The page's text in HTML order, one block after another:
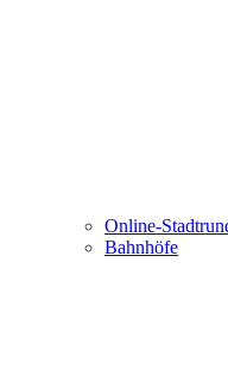
Online-
Bahnhöfe